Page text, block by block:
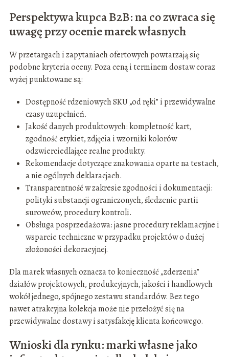
Perspektywa kupca B2B: na co zwraca się
uwagę przy ocenie marek własnych
W przetargach i zapytaniach ofertowych powtarzają się
podobne kryteria oceny. Poza ceną i terminem dostaw coraz
wyżej punktowane są:
Dostępność rdzeniowych SKU „od ręki” i przewidywalne
czasy uzupełnień.
Jakość danych produktowych: kompletność kart,
zgodność etykiet, zdjęcia i wzorniki kolorów
odzwierciedlające realne produkty.
Rekomendacje dotyczące znakowania oparte na testach,
a nie ogólnych deklaracjach.
Transparentność w zakresie zgodności i dokumentacji:
polityki substancji ograniczonych, śledzenie partii
surowców, procedury kontroli.
Obsługa posprzedażowa: jasne procedury reklamacyjne i
wsparcie techniczne w przypadku projektów o dużej
złożoności dekoracyjnej.
Dla marek własnych oznacza to konieczność „zderzenia”
działów projektowych, produkcyjnych, jakości i handlowych
wokół jednego, spójnego zestawu standardów. Bez tego
nawet atrakcyjna kolekcja może nie przełożyć się na
przewidywalne dostawy i satysfakcję klienta końcowego.
Wnioski dla rynku: marki własne jako